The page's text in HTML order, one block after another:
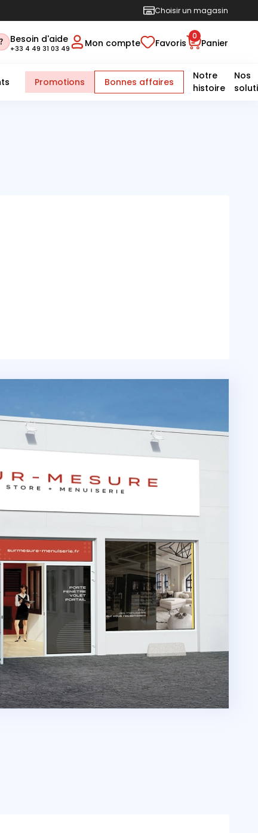
Choisir un magasin
Besoin d'aide
+33 4 49 31 03 49 Mon compte Favoris
0
Panier
Promotions Bonnes affaires
Notre
histoire
Nos